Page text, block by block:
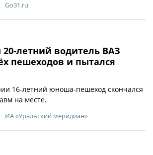
Go31.ru
летний водитель ВАЗ
пешеходов и пытался
16-летний юноша-пешеход скончался
на месте.
ИА «Уральский меридиан»